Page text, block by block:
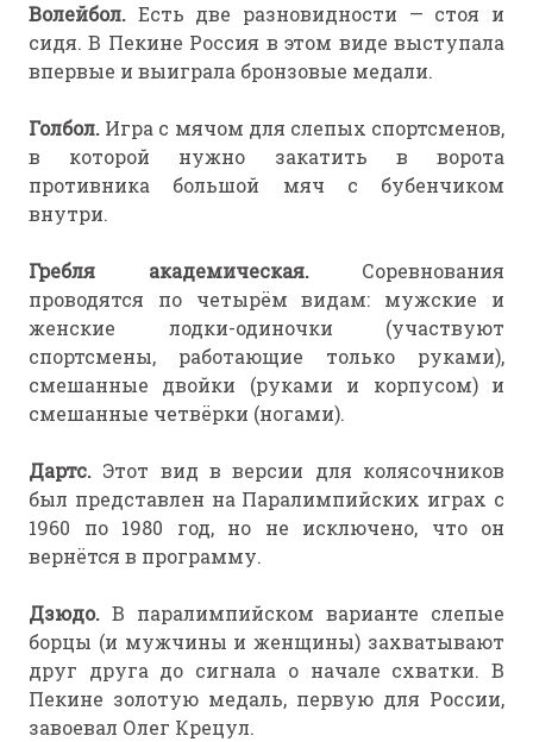
Волейбол. Есть две разновидности — стоя и
сидя. В Пекине Россия в этом виде выступала
впервые и выиграла бронзовые медали.
Голбол. Игра с мячом для слепых спортсменов,
в которой нужно закатить в ворота
противника большой мяч с бубенчиком
внутри.
Гребля академическая.Соревнования
проводятся по четырём видам: мужские и
женские лодки-одиночки (участвуют
спортсмены, работающие только руками),
смешанные двойки (руками и корпусом) и
смешанные четвёрки (ногами).
Дартс. Этот вид в версии для колясочников
был представлен на Паралимпийских играх с
1960 по 1980 год, но не исключено, что он
вернётся в программу.
Дзюдо. В паралимпийском варианте слепые
борцы (и мужчины и женщины) захватывают
друг друга до сигнала о начале схватки. В
Пекине золотую медаль, первую для России,
завоевал Олег Крецул.